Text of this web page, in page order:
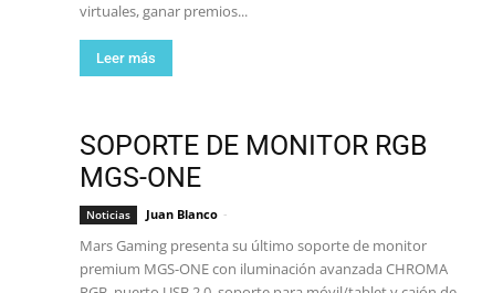
virtuales, ganar premios...
Leer más
SOPORTE DE MONITOR RGB
MGS-ONE
Noticias Juan Blanco -
Mars Gaming presenta su último soporte de monitor
premium MGS-ONE con iluminación avanzada CHROMA